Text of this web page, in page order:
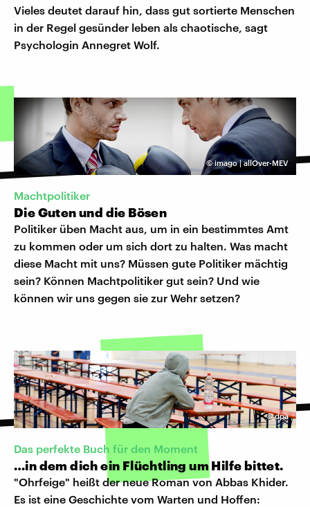
Vieles deutet darauf hin, dass gut sortierte Menschen
in der Regel gesünder leben als chaotische, sagt
Psychologin Annegret Wolf.
©imago | allOver-MEV
Machtpolitiker
Die Guten und die Bösen
Politiker üben Macht aus, um in ein bestimmtes Amt
zu kommen oder um sich dort zu halten. Was macht
diese Macht mit uns? Müssen gute Politiker mächtig
sein? Können Machtpolitiker gut sein? Und wie
können wir uns gegen sie zur Wehr setzen?
©dpa
Das perfekte Buch für den Moment
…in dem dich ein Flüchtling um Hilfe bittet.
"Ohrfeige" heißt der neue Roman von Abbas Khider.
Es ist eine Geschichte vom Warten und Hoffen: